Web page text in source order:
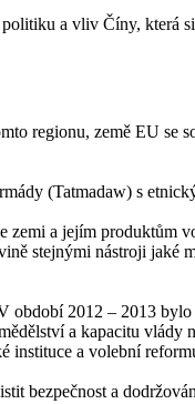
a vliv Číny, která
regionu, země EU se
(Tatmadaw) s
zemi a jejím produktům
stejnými nástroji jaké
období 2012 – 2013
a kapacitu vlády
instituce a volební
bezpečnost a